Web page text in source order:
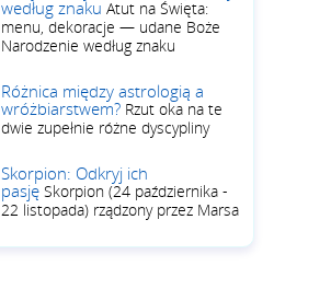
według znaku Atut na Święta:
menu, dekoracje — udane Boże
Narodzenie według znaku
Różnica między astrologią a
wróżbiarstwem? Rzut oka na te
dwie zupełnie różne dyscypliny
Skorpion: Odkryj ich
pasję Skorpion (24 października -
22 listopada) rządzony przez Marsa